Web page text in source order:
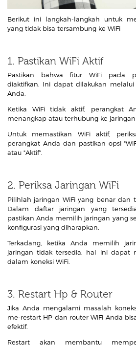
Berikut ini langkah-langkah untuk
yang tidak bisa tersambung ke WiFi
1. Pastikan WiFi Aktif
Pastikan bahwa fitur WiFi pada
diaktifkan. Ini dapat dilakukan
Anda.
Ketika WiFi tidak aktif, perangkat
menangkap atau terhubung ke
Untuk memastikan WiFi aktif,
perangkat Anda dan pastikan opsi
atau "Aktif".
2. Periksa Jaringan WiFi
Pilihlah jaringan WiFi yang benar dan
Dalam daftar jaringan yang
pastikan Anda memilih jaringan yang
konfigurasi yang diharapkan.
Terkadang, ketika Anda memilih
jaringan tidak tersedia, hal ini dapat
dalam koneksi WiFi.
3. Restart Hp & Router
Jika Anda mengalami masalah
me-restart HP dan router WiFi Anda
efektif.
Restart akan membantu